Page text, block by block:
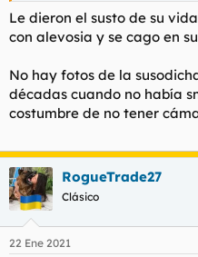
Le dieron el susto de su
con alevosia y se cago en
No hay fotos de la
décadas cuando no había
costumbre de no tener
RogueTrade27
Clásico
22 Ene 2021